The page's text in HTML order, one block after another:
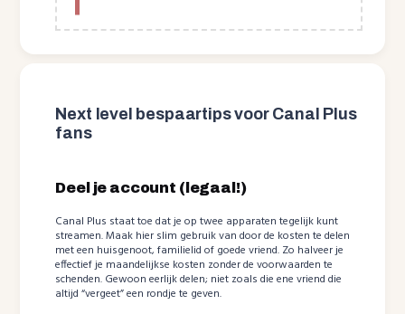
Next level bespaartips voor Canal Plus
fans
Deel je account (legaal!)
Canal Plus staat toe dat je op twee apparaten tegelijk kunt
streamen. Maak hier slim gebruik van door de kosten te delen
met een huisgenoot, familielid of goede vriend. Zo halveer je
effectief je maandelijkse kosten zonder de voorwaarden te
schenden. Gewoon eerlijk delen; niet zoals die ene vriend die
altijd “vergeet” een rondje te geven.